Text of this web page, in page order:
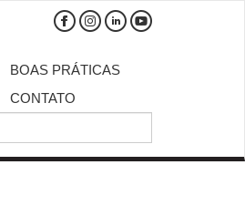
BOAS PRÁTICAS
CONTATO